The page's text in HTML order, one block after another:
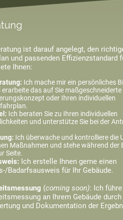
ist darauf angelegt, den
und passenden Effizienzstandard
Ihnen:
Ich mache mir ein persönliches
erarbeite das auf Sie maßgeschneiderte
oder Ihren individuellen
Ich beraten Sie zu Ihren individuellen
und unterstütze Sie bei
Ich überwache und kontrolliere die
Maßnahmen und stehe während der
zur
Ich erstelle Ihnen gerne einen
Badarfsausweis für
(coming soon): Ich
an Ihrem Gebäude
und Dokumentation der